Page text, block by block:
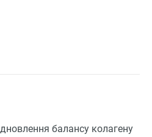
балансу колагену